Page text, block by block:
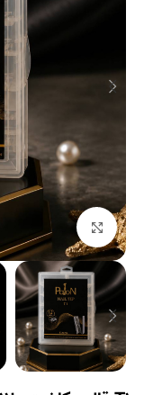
بزرگنمایی تصویر